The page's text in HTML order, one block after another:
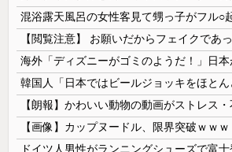
【画像】カップヌードル、限界突破ｗｗｗ